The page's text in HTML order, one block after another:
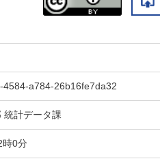
a784-26b16fe7da32
統計データ課
時0分